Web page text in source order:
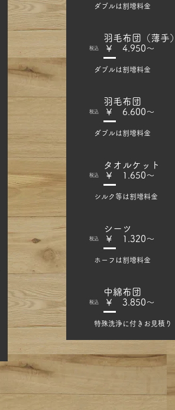
​ダブルは割増料金
​税込
​羽毛布団（薄手）
​￥ 4.950～
​ダブルは割増料金
​税込
​羽毛布団
​￥ 6.600～
​ダブルは割増料金
​税込
​タオルケット
​￥ 1.650～
​シルク等は割増料金
​税込
​シーツ
​￥ 1.320～
​ホーフは割増料金
​税込
​中綿布団
​￥ 3.850～
​特殊洗浄に付き お見積り